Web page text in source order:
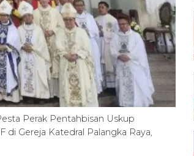
Perak Pentahbisan Uskup
di Gereja Katedral Palangka Raya,